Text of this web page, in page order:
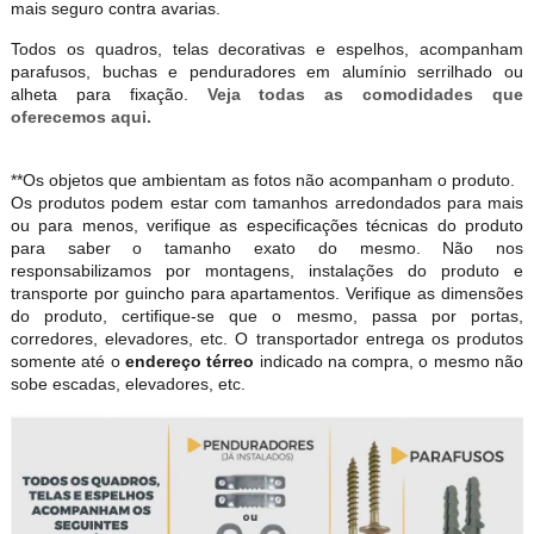
mais seguro contra avarias.
Todos os quadros, telas decorativas e espelhos, acompanham
parafusos, buchas e penduradores em alumínio serrilhado ou
alheta para fixação. Veja todas as comodidades que
oferecemos aqui.
**Os objetos que ambientam as fotos não acompanham o produto.
Os produtos podem estar com tamanhos arredondados para mais
ou para menos, verifique as especificações técnicas do produto
para saber o tamanho exato do mesmo. Não nos
responsabilizamos por montagens, instalações do produto e
transporte por guincho para apartamentos. Verifique as dimensões
do produto, certifique-se que o mesmo, passa por portas,
corredores, elevadores, etc. O transportador entrega os produtos
somente até o endereço térreo indicado na compra, o mesmo não
sobe escadas, elevadores, etc.